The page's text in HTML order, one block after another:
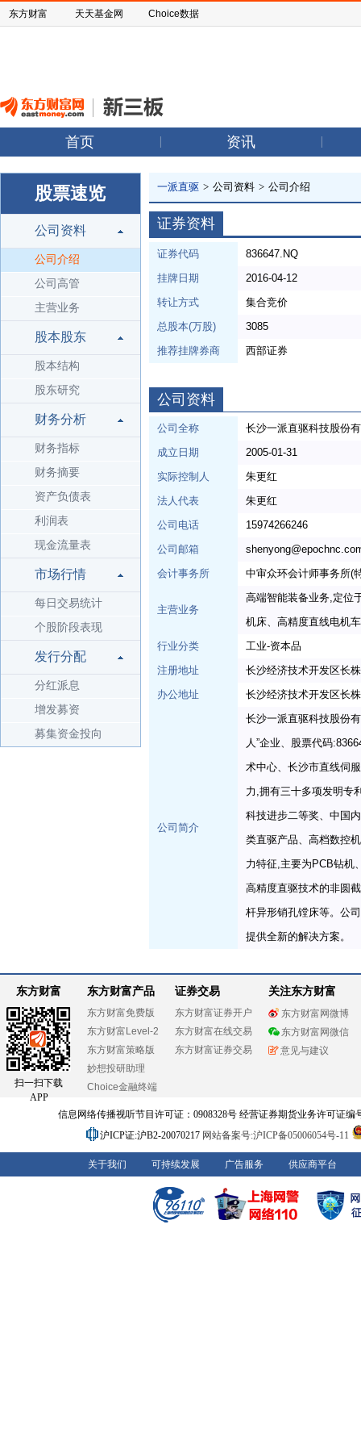
东方财富 天天基金网 Choice数据
首页 资讯
股票速览
公司资料
公司介绍
公司高管
主营业务
股本股东
股本结构
股东研究
财务分析
财务指标
财务摘要
资产负债表
利润表
现金流量表
市场行情
每日交易统计
个股阶段表现
发行分配
分红派息
增发募资
募集资金投向
一派直驱 > 公司资料 > 公司介绍
证券资料
证券代码
836647.NQ
挂牌日期
2016-04-12
转让方式
集合竞价
总股本(万股)
3085
推荐挂牌券商
西部证券
公司资料
公司全称
长沙一派直驱科技股份
成立日期
2005-01-31
实际控制人
朱更红
法人代表
朱更红
公司电话
15974266246
公司邮箱
会计事务所
中审众环会计师事务所(
主营业务
高端智能装备业务,定位
机床、高精度直线电机
行业分类
工业-资本品
注册地址
长沙经济技术开发区长
办公地址
长沙经济技术开发区长
公司简介
长沙一派直驱科技股份
人”企业、股票代码
术中心、长沙市直线伺
力,拥有三十多项发明专
科技进步二等奖、中国
类直驱产品、高档数控
力特征,主要为PCB钻机
高精度直驱技术的非圆
杆异形销孔镗床等。公
提供全新的解决方案。
东方财富
扫一扫下载
APP
东方财富产品
东方财富免费版
东方财富Level-2
东方财富策略版
妙想投研助理
Choice金融终端
证券交易
东方财富证券开户
东方财富在线交易
东方财富证券交易
关注东方财富
东方财富网微博
东方财富网微信
意见与建议
信息网络传播视听节目许可证：0908328号 经营证券期货业务许可证编
沪ICP证:沪B2-20070217 网站备案号:沪ICP备05006054号-11
关于我们 可持续发展 广告服务 供应商平台